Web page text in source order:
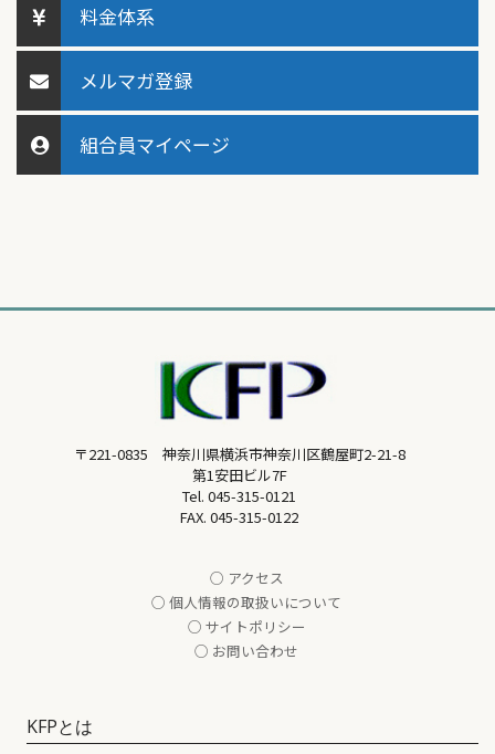
料金体系
メルマガ登録
組合員マイページ
〒221-0835 神奈川県横浜市神奈川区鶴屋町2-21-8
第1安田ビル7F
Tel. 045-315-0121
FAX. 045-315-0122
○ アクセス
○ 個人情報の取扱いについて
○ サイトポリシー
○ お問い合わせ
KFPとは